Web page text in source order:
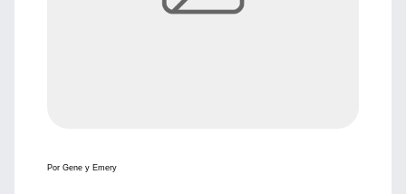
Por Gene y Emery